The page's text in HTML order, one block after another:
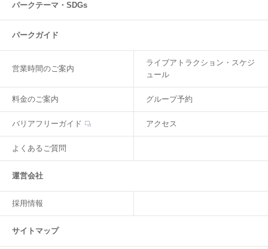
パークテーマ・SDGs
パークガイド
営業時間のご案内
ライブアトラクション・スケジ
ュール
料金のご案内 グループ予約
バリアフリーガイド アクセス
よくあるご質問
運営会社
採用情報
サイトマップ